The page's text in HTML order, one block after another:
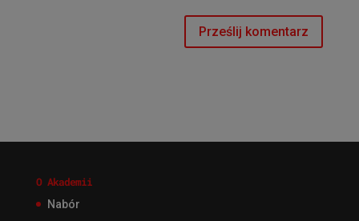
O Akademii
Nabór